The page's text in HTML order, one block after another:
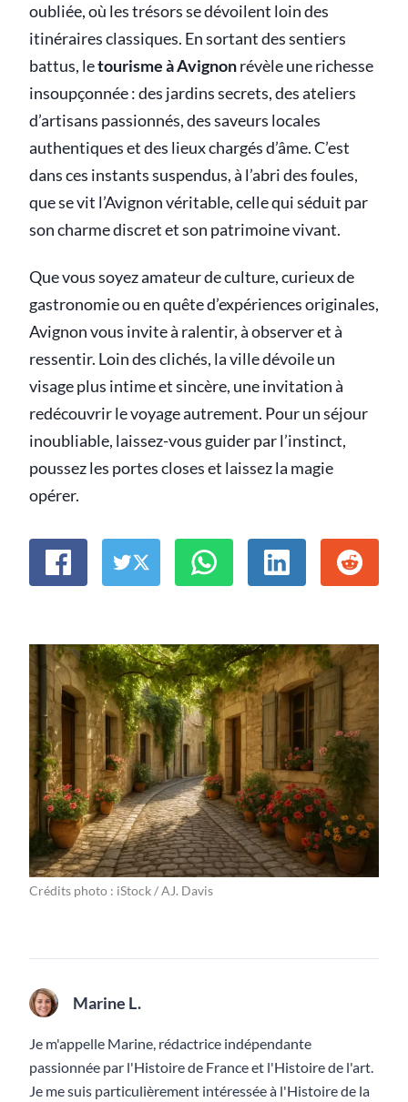
oubliée, où les trésors se dévoilent loin des
itinéraires classiques. En sortant des sentiers
battus, letourisme à Avignonrévèle une richesse
insoupçonnée : des jardins secrets, des ateliers
d’artisans passionnés, des saveurs locales
authentiques et des lieux chargés d’âme. C’est
dans ces instants suspendus, à l’abri des foules,
que se vit l’Avignon véritable, celle qui séduit par
son charme discret et son patrimoine vivant.
Que vous soyez amateur de culture, curieux de
gastronomie ou en quête d’expériences originales,
Avignon vous invite à ralentir, à observer et à
ressentir. Loin des clichés, la ville dévoile un
visage plus intime et sincère, une invitation à
redécouvrir le voyage autrement. Pour un séjour
inoubliable, laissez-vous guider par l’instinct,
poussez les portes closes et laissez la magie
opérer.
Crédits photo : iStock / AJ. Davis
Marine L.
Je m'appelle Marine, rédactrice indépendante
passionnée par l'Histoire de France et l'Histoire de l'art.
Je me suis particulièrement intéressée à l'Histoire de la